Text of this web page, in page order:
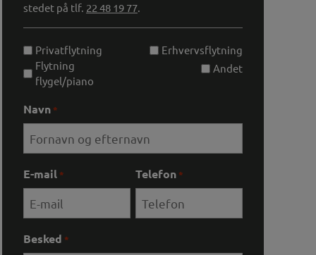
stedet på tlf. 22 48 19 77.
Unavngivet
Privatflytning
Erhvervsflytning
Flytning
flygel/piano
Andet
Navn *
E-mail * Telefon *
Besked *